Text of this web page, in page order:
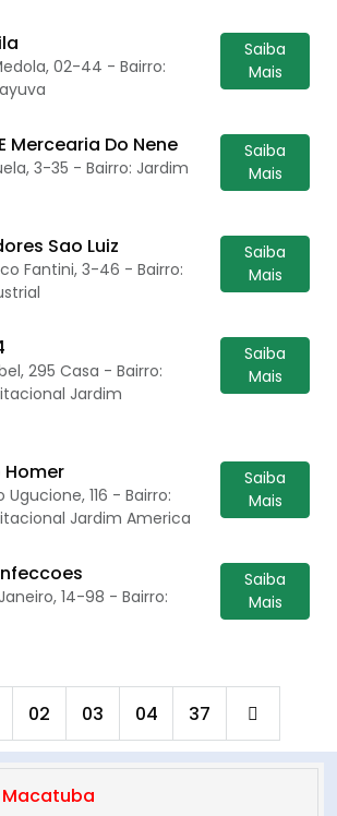
02-44 - Bairro:
Saiba
Mais
Mercearia Do Nene
3-35 - Bairro: Jardim
Saiba
Mais
Sao Luiz
Fantini, 3-46 - Bairro:
Saiba
Mais
295 Casa - Bairro:
Jardim
Saiba
Mais
Homer
Ugucione, 116 - Bairro:
Jardim America
Saiba
Mais
14-98 - Bairro:
Saiba
Mais
02 03 04 37